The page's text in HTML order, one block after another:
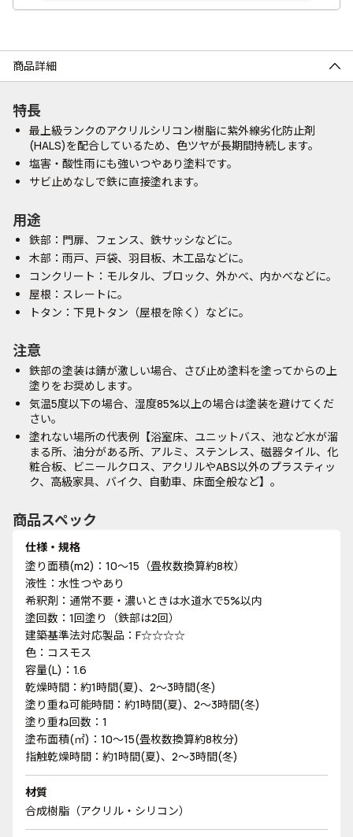
商品詳細
特長
最上級ランクのアクリルシリコン樹脂に紫外線劣化防止剤
(HALS)を配合しているため、色ツヤが長期間持続します。
塩害・酸性雨にも強いつやあり塗料です。
サビ止めなしで鉄に直接塗れます。
用途
鉄部：門扉、フェンス、鉄サッシなどに。
木部：雨戸、戸袋、羽目板、木工品などに。
コンクリート：モルタル、ブロック、外かべ、内かべなどに。
屋根：スレートに。
トタン：下見トタン（屋根を除く）などに。
注意
鉄部の塗装は錆が激しい場合、さび止め塗料を塗ってからの上
塗りをお奨めします。
気温5度以下の場合、湿度85%以上の場合は塗装を避けてくだ
さい。
塗れない場所の代表例【浴室床、ユニットバス、池など水が溜
まる所、油分がある所、アルミ、ステンレス、磁器タイル、化
粧合板、ビニールクロス、アクリルやABS以外のプラスティッ
ク、高級家具、バイク、自動車、床面全般など】。
商品スペック
仕様・規格
塗り面積(m2)：10～15（畳枚数換算約8枚）
液性：水性つやあり
希釈剤：通常不要・濃いときは水道水で5%以内
塗回数：1回塗り（鉄部は2回）
建築基準法対応製品：F☆☆☆☆
色：コスモス
容量(L)：1.6
乾燥時間：約1時間(夏)、2～3時間(冬)
塗り重ね可能時間：約1時間(夏)、2～3時間(冬)
塗り重ね回数：1
塗布面積(㎡)：10～15(畳枚数換算約8枚分)
指触乾燥時間：約1時間(夏)、2～3時間(冬)
材質
合成樹脂（アクリル・シリコン）